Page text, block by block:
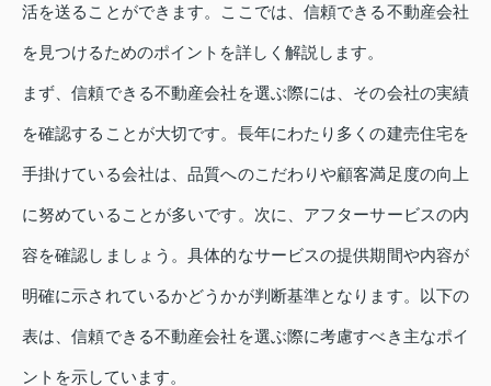
活を送ることができます。ここでは、信頼できる不動産会社
を見つけるためのポイントを詳しく解説します。
まず、信頼できる不動産会社を選ぶ際には、その会社の実績
を確認することが大切です。長年にわたり多くの建売住宅を
手掛けている会社は、品質へのこだわりや顧客満足度の向上
に努めていることが多いです。次に、アフターサービスの内
容を確認しましょう。具体的なサービスの提供期間や内容が
明確に示されているかどうかが判断基準となります。以下の
表は、信頼できる不動産会社を選ぶ際に考慮すべき主なポイ
ントを示しています。